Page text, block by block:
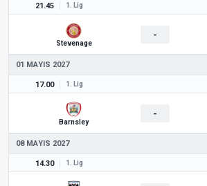
21.45 1. Lig
Stevenage
-
01 MAYIS 2027
17.00 1. Lig
Barnsley
-
08 MAYIS 2027
14.30 1. Lig